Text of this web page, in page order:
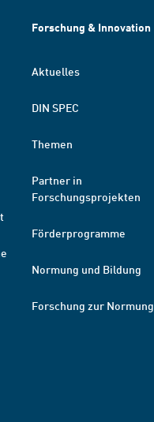
Forschung & Innovation
Aktuelles
DIN SPEC
Themen
Partner in
Forschungsprojekten
Förderprogramme
Normung und Bildung
Forschung zur Normung